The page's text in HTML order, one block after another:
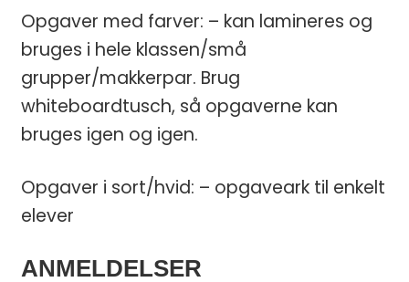
Opgaver med farver: – kan lamineres og
bruges i hele klassen/små
grupper/makkerpar. Brug
whiteboardtusch, så opgaverne kan
bruges igen og igen.
Opgaver i sort/hvid: – opgaveark til enkelt
elever
ANMELDELSER
læringsspil (værdi 50 kr)
💛 Praktiske tips og gratis
undervisningsmateriale direkte i din
indbakke